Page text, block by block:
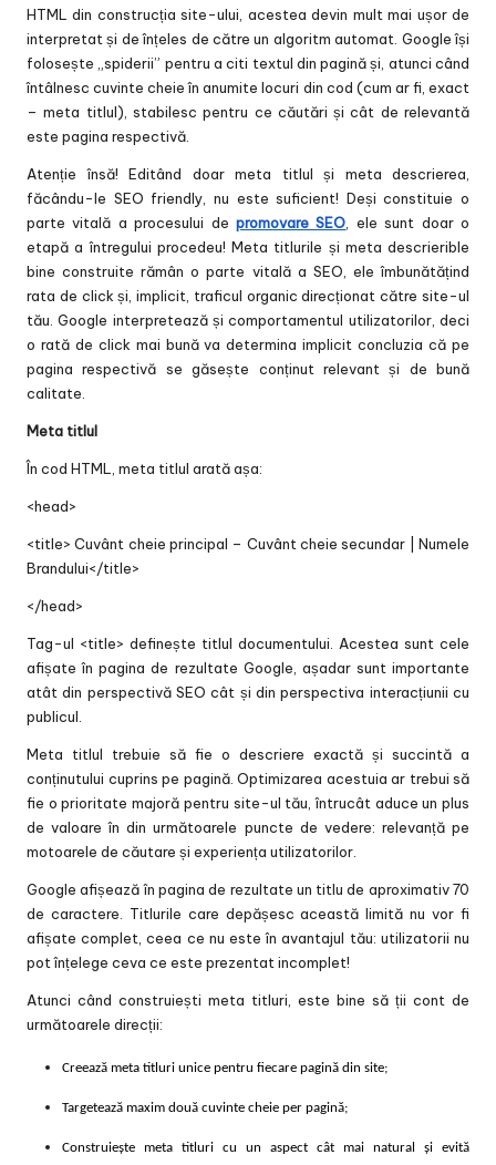
HTML din construcția site-ului, acestea devin mult mai ușor de
interpretat și de înțeles de către un algoritm automat. Google își
folosește „spiderii” pentru a citi textul din pagină și, atunci când
întâlnesc cuvinte cheie în anumite locuri din cod (cum ar fi, exact
– meta titlul), stabilesc pentru ce căutări și cât de relevantă
este pagina respectivă.
Atenție însă! Editând doar meta titlul și meta descrierea,
făcându-le SEO friendly, nu este suficient! Deși constituie o
parte vitală a procesului de promovare SEO , ele sunt doar o
etapă a întregului procedeu! Meta titlurile și meta descrierible
bine construite rămân o parte vitală a SEO, ele îmbunătățind
rata de click și, implicit, traficul organic direcționat către site-ul
tău. Google interpretează și comportamentul utilizatorilor, deci
o rată de click mai bună va determina implicit concluzia că pe
pagina respectivă se găsește conținut relevant și de bună
calitate.
Meta titlul
În cod HTML, meta titlul arată așa:
<head>
<title> Cuvânt cheie principal – Cuvânt cheie secundar | Numele
Brandului</title>
</head>
Tag-ul <title> definește titlul documentului. Acestea sunt cele
afișate în pagina de rezultate Google, așadar sunt importante
atât din perspectivă SEO cât și din perspectiva interacțiunii cu
publicul.
Meta titlul trebuie să fie o descriere exactă și succintă a
conținutului cuprins pe pagină. Optimizarea acestuia ar trebui să
fie o prioritate majoră pentru site-ul tău, întrucât aduce un plus
de valoare în din următoarele puncte de vedere: relevanță pe
motoarele de căutare și experiența utilizatorilor.
Google afișează în pagina de rezultate un titlu de aproximativ 70
de caractere. Titlurile care depășesc această limită nu vor fi
afișate complet, ceea ce nu este în avantajul tău: utilizatorii nu
pot înțelege ceva ce este prezentat incomplet!
Atunci când construiești meta titluri, este bine să ții cont de
următoarele direcții:
Creează meta titluri unice pentru fiecare pagină din site;
Targetează maxim două cuvinte cheie per pagină;
Construiește meta titluri cu un aspect cât mai natural și evită